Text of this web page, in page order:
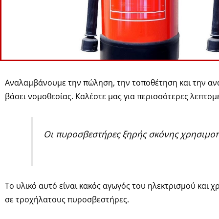
Αναλαμβάνουμε την πώληση, την τοποθέτηση και την
βάσει νομοθεσίας. Καλέστε μας για περισσότερες
Οι πυροσβεστήρες ξηρής σκόνης
Το υλικό αυτό είναι κακός αγωγός του ηλεκτρισμού
σε τροχήλατους πυροσβεστήρες.